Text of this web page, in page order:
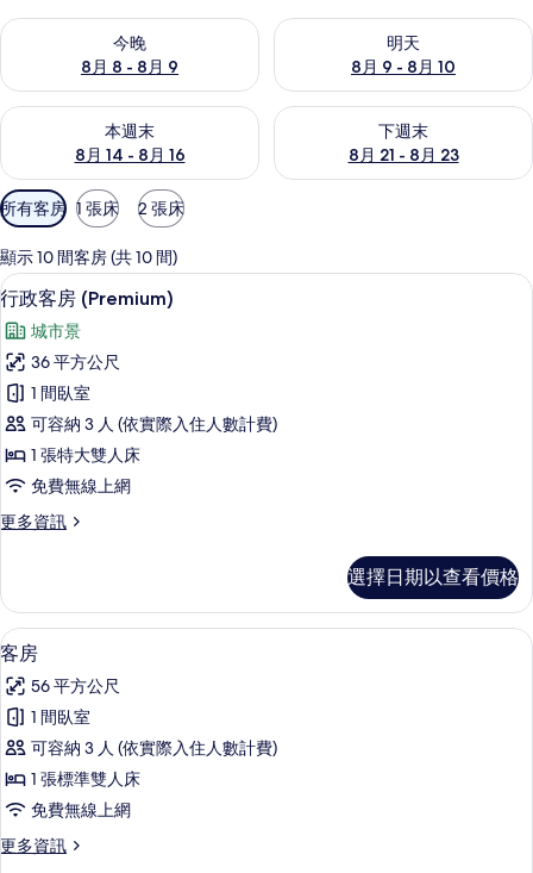
今晚
8月 8 - 8月 9
查看今晚 (8月 8 - 8月 9) 的供應情況
明天
8月 9 - 8月 10
查看明天 (8月 9 - 8月 10) 的供
本週末
8月 14 - 8月 16
查看本週末 (8月 14 - 8月 16) 的供應情況
下週末
8月 21 - 8月 23
查看下週末 (8月 21 - 8月 23)
可
用
的
客
房
篩
選
條
件
所有客房 1 張床 2 張床
顯示 10 間客房 (共 10 間)
顯
示
行
政
客
房
(Premium)
的
所
相
片
5
行政客房 (Premium)
城市景
36 平方公尺
1 間臥室
可容納 3 人 (依實際入住人數計費)
1 張特大雙人床
免費無線上網
更多資訊
更
客
房
(Premium)
詳
情
選擇日期以查看價格
顯
示
客
房
的
所
有
相
5
客房
56 平方公尺
1 間臥室
可容納 3 人 (依實際入住人數計費)
1 張標準雙人床
免費無線上網
更多資訊
更